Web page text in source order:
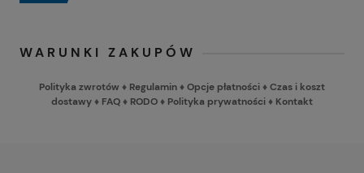
WARUNKI ZAKUPÓW
Polityka zwrotów ♦ Regulamin♦Opcje płatności♦Czas i koszt
dostawy♦ FAQ♦ RODO♦ Polityka prywatności♦ Kontakt